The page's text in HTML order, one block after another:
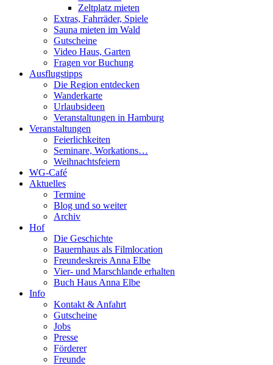
Zeltplatz mieten
Extras, Fahrräder, Spiele
Sauna mieten im Wald
Gutscheine
Video Haus, Garten
Fragen vor Buchung
Ausflugstipps
Die Region entdecken
Wanderkarte
Urlaubsideen
Veranstaltungen in Hamburg
Veranstaltungen
Feierlichkeiten
Seminare, Workations…
Weihnachtsfeiern
WG-Café
Aktuelles
Termine
Blog und so weiter
Archiv
Hof
Die Geschichte
Bauernhaus als Filmlocation
Freundeskreis Anna Elbe
Vier- und Marschlande erhalten
Buch Haus Anna Elbe
Info
Kontakt & Anfahrt
Gutscheine
Jobs
Presse
Förderer
Freunde